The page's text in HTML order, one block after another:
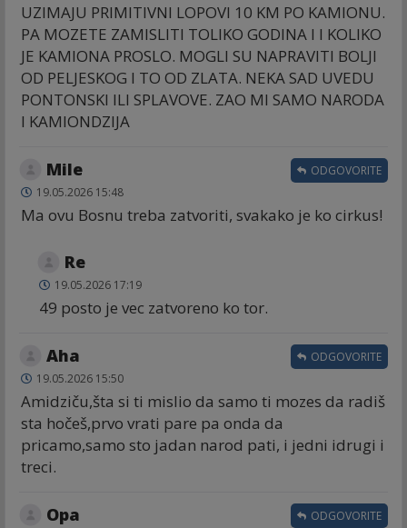
UZIMAJU PRIMITIVNI LOPOVI 10 KM PO KAMIONU.
PA MOZETE ZAMISLITI TOLIKO GODINA I I KOLIKO
JE KAMIONA PROSLO. MOGLI SU NAPRAVITI BOLJI
OD PELJESKOG I TO OD ZLATA. NEKA SAD UVEDU
PONTONSKI ILI SPLAVOVE. ZAO MI SAMO NARODA
I KAMIONDZIJA
Mile
19.05.2026 15:48
Ma ovu Bosnu treba zatvoriti, svakako je ko cirkus!
ODGOVORITE
Re
19.05.2026 17:19
49 posto je vec zatvoreno ko tor.
Aha
19.05.2026 15:50
Amidziču,šta si ti mislio da samo ti mozes da radiš
sta hočeš,prvo vrati pare pa onda da
pricamo,samo sto jadan narod pati, i jedni idrugi i
treci.
ODGOVORITE
Opa ODGOVORITE